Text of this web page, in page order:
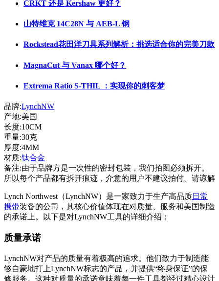
CRKT 还是 Kershaw 更好？
山特维克 14C28N 与 AEB-L 钢
Rockstead花田洋刀具系列解析：挑选适合你的完美刀款
MagnaCut 与 Vanax 哪个好？
Extrema Ratio S-THIL ：实现你的刺客梦
品牌:LynchNW
产地:美国
长度:10CM
重量:30克
厚度:4MM
材质:钛合金
备注:由于品牌方是一次性的密封包装，我们拍图必须拆开。
所以每个产品都有拆开痕迹，介意的用户不建议拍付。请谅解
Lynch Northwest（LynchNW）是一家致力于生产高品质日常
携带装备的公司，其核心价值体现在对质量、服务和美国制造
的承诺上。以下是对LynchNW工具的详细介绍：
质量承诺
LynchNW对产品的质量有着极高的追求。他们致力于制造能
够自豪地打上LynchNW标志的产品，并提供“终身保证”的保
修服务。这种对质量的承诺意味着每一件工具都经过精心设计